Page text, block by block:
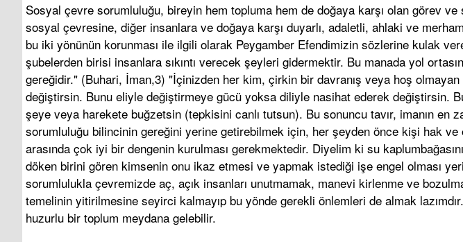
Sosyal çevre sorumluluğu, bireyin hem topluma hem de doğaya karşı olan görev ve
sosyal çevresine, diğer insanlara ve doğaya karşı duyarlı, adaletli, ahlaki ve
bu iki yönünün korunması ile ilgili olarak Peygamber Efendimizin sözlerine kulak
şubelerden birisi insanlara sıkıntı verecek şeyleri gidermektir. Bu manada yol
gereğidir." (Buhari, İman,3) "İçinizden her kim, çirkin bir davranış veya hoş
değiştirsin. Bunu eliyle değiştirmeye gücü yoksa diliyle nasihat ederek değiştirsin.
şeye veya harekete buğzetsin (tepkisini canlı tutsun). Bu sonuncu tavır, imanın en
sorumluluğu bilincinin gereğini yerine getirebilmek için, her şeyden önce kişi hak
arasında çok iyi bir dengenin kurulması gerekmektedir. Diyelim ki su
döken birini gören kimsenin onu ikaz etmesi ve yapmak istediği işe engel olması
sorumlulukla çevremizde aç, açık insanları unutmamak, manevi kirlenme ve
temelinin yitirilmesine seyirci kalmayıp bu yönde gerekli önlemleri de almak
huzurlu bir toplum meydana gelebilir.